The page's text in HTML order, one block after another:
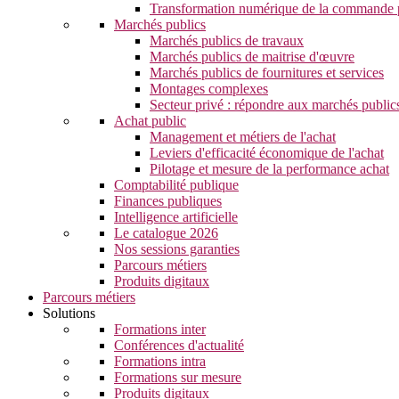
Transformation numérique de la commande
Marchés publics
Marchés publics de travaux
Marchés publics de maitrise d'œuvre
Marchés publics de fournitures et services
Montages complexes
Secteur privé : répondre aux marchés
Achat public
Management et métiers de l'achat
Leviers d'efficacité économique de l'achat
Pilotage et mesure de la performance achat
Comptabilité publique
Finances publiques
Intelligence artificielle
Le catalogue 2026
Nos sessions garanties
Parcours métiers
Produits digitaux
Parcours métiers
Solutions
Formations inter
Conférences d'actualité
Formations intra
Formations sur mesure
Produits digitaux